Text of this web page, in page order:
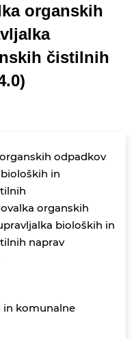
organskih
čistilnih
odpadkov
in
organskih
bioloških in
naprav
in komunalne